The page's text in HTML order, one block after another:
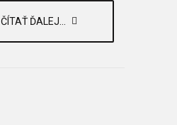
ČÍTAŤ ĎALEJ...